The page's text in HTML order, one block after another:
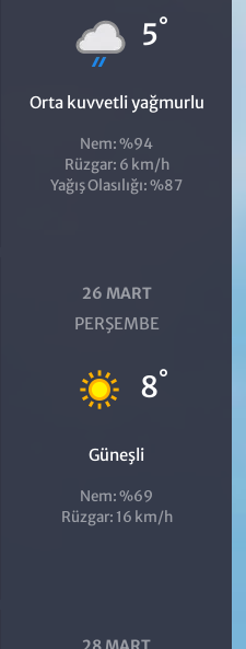
5°
Orta kuvvetli yağmurlu
Nem: %94
Rüzgar: 6 km/h
Yağış Olasılığı: %87
26 MART
PERŞEMBE
8°
Güneşli
Nem: %69
Rüzgar: 16 km/h